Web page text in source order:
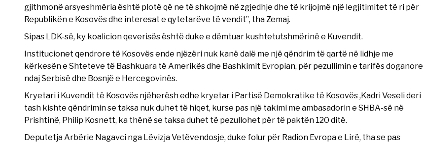
gjithmonë arsyeshmëria është plotë që ne të shkojmë në zgjedhje dhe të krijojmë një legjitimitet të ri për
Republikën e Kosovës dhe interesat e qytetarëve të vendit”, tha Zemaj.
Sipas LDK-së, ky koalicion qeverisës është duke e dëmtuar kushtetutshmërinë e Kuvendit.
Institucionet qendrore të Kosovës ende njëzëri nuk kanë dalë me një qëndrim të qartë në lidhje me
kërkesën e Shteteve të Bashkuara të Amerikës dhe Bashkimit Evropian, për pezullimin e tarifës doganore
ndaj Serbisë dhe Bosnjë e Hercegovinës.
Kryetari i Kuvendit të Kosovës njëherësh edhe kryetar i Partisë Demokratike të Kosovës ,Kadri Veseli deri
tash kishte qëndrimin se taksa nuk duhet të hiqet, kurse pas një takimi me ambasadorin e SHBA-së në
Prishtinë, Philip Kosnett, ka thënë se taksa duhet të pezullohet për të paktën 120 ditë.
Deputetja Arbërie Nagavci nga Lëvizja Vetëvendosje, duke folur për Radion Evropa e Lirë, tha se pas